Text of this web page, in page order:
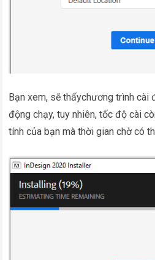
Bạn xem, sẽ thấychương trình cài
động chạy, tuy nhiên, tốc độ cài
tính của bạn mà thời gian chờ có